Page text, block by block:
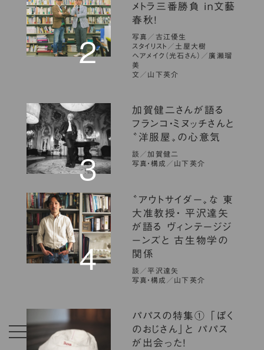
2
メトラ三番勝負 in文藝
春秋！
写真／古江優生
スタイリスト／土屋大樹
ヘアメイク（光石さん）／廣瀬瑠
美
文／山下英介
３
加賀健二さんが語る
フランコ・ミヌッチさんと
〝洋服屋〟の心意気
談／加賀健二
写真・構成／山下英介
4
〝アウトサイダー〟な 東
大准教授・ 平沢達矢
が語る ヴィンテージジ
ーンズと 古生物学の
関係
談／平沢達矢
写真・構成／山下英介
パパスの特集① 「ぼく
のおじさん」と パパス
が出会った！